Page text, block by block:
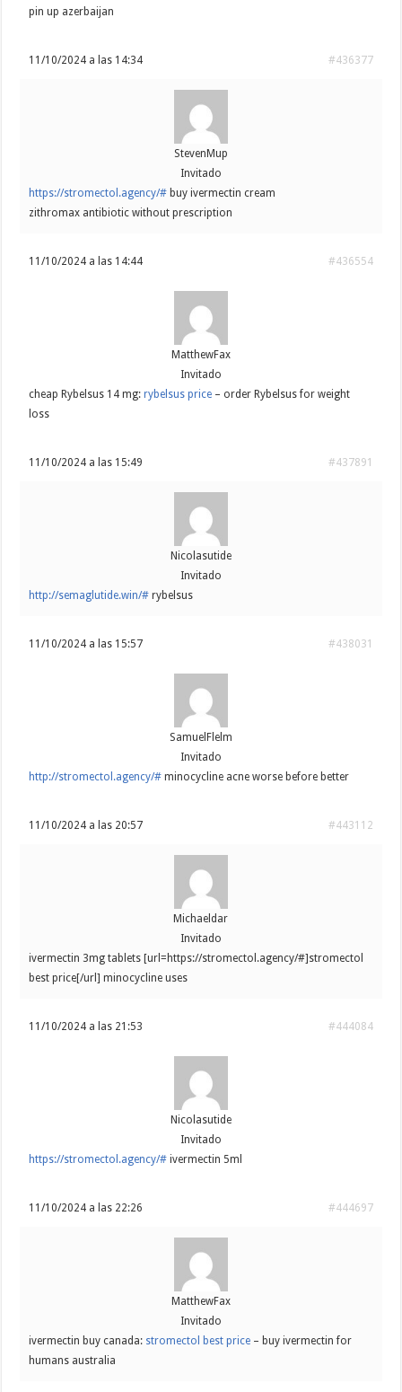
pin up azerbaijan
11/10/2024 a las 14:34 #436377
StevenMup
Invitado
https://stromectol.agency/# buy ivermectin cream
zithromax antibiotic without prescription
11/10/2024 a las 14:44 #436554
MatthewFax
Invitado
cheap Rybelsus 14 mg:rybelsus price – order Rybelsus for weight
loss
11/10/2024 a las 15:49 #437891
Nicolasutide
Invitado
http://semaglutide.win/# rybelsus
11/10/2024 a las 15:57 #438031
SamuelFlelm
Invitado
http://stromectol.agency/# minocycline acne worse before better
11/10/2024 a las 20:57 #443112
Michaeldar
Invitado
ivermectin 3mg tablets [url=https://stromectol.agency/#]stromectol
best price[/url] minocycline uses
11/10/2024 a las 21:53 #444084
Nicolasutide
Invitado
https://stromectol.agency/# ivermectin 5ml
11/10/2024 a las 22:26 #444697
MatthewFax
Invitado
ivermectin buy canada: stromectol best price – buy ivermectin for
humans australia